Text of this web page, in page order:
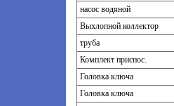
насос водяной
Выхлопной коллектор
труба
Комплект приспос.
Головка ключа
Головка ключа